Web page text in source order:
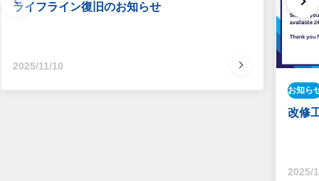
ライフライン復旧のお知らせ
2025/11/10
お知ら
改修
2025/